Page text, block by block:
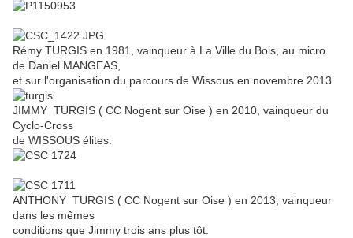
Rémy TURGIS en 1981, vainqueur à La Ville du Bois, au micro
de Daniel MANGEAS,
et sur l'organisation du parcours de Wissous en novembre 2013.
JIMMY TURGIS ( CC Nogent sur Oise ) en 2010, vainqueur du
Cyclo-Cross
de WISSOUS élites.
ANTHONY TURGIS ( CC Nogent sur Oise ) en 2013, vainqueur
dans les mêmes
conditions que Jimmy trois ans plus tôt.